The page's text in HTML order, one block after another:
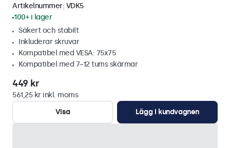
Artikelnummer: VDK5
100+ i lager
Säkert och stabilt
Inkluderar skruvar
Kompatibel med VESA: 75x75
Kompatibel med 7~12 tums skärmar
449 kr
561,25 kr inkl. moms
Visa
Lägg i kundvagnen